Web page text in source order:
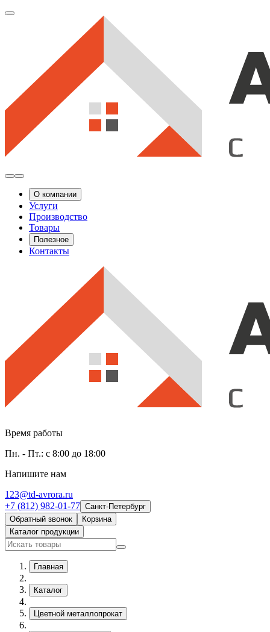
О компании
Услуги
Производство
Товары
Полезное
Контакты
Время работы
Пн. - Пт.: с 8:00 до 18:00
Напишите нам
123@td-avrora.ru
+7 (812) 982-01-77 Санкт-Петербург
Обратный звонок
Корзина
Каталог продукции
Главная
Каталог
Цветной металлопрокат